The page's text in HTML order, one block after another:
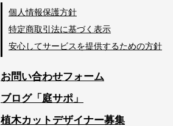
個人情報保護方針
特定商取引法に基づく表示
安心してサービスを提供するための方針
お問い合わせフォーム
ブログ「庭サポ」
植木カットデザイナー募集